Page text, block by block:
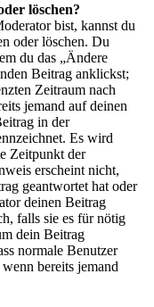
löschen?
bist, kannst du
oder löschen. Du
du das „Ändere
Beitrag anklickst;
Zeitraum nach
jemand auf deinen
in der
Es wird
Zeitpunkt der
erscheint nicht,
geantwortet hat oder
deinen Beitrag
falls sie es für nötig
dein Beitrag
normale Benutzer
bereits jemand